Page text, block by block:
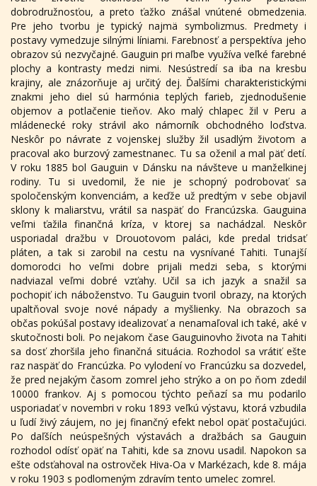
dobrodružnosťou, a preto ťažko znášal vnútené obmedzenia.
Pre jeho tvorbu je typický najmä symbolizmus. Predmety i
postavy vymedzuje silnými líniami. Farebnosť a perspektíva jeho
obrazov sú nezvyčajné. Gauguin pri maľbe využíva veľké farebné
plochy a kontrasty medzi nimi. Nesústredí sa iba na kresbu
krajiny, ale znázorňuje aj určitý dej. Ďalšími charakteristickými
znakmi jeho diel sú harmónia teplých farieb, zjednodušenie
objemov a potlačenie tieňov. Ako malý chlapec žil v Peru a
mládenecké roky strávil ako námorník obchodného loďstva.
Neskôr po návrate z vojenskej služby žil usadlým životom a
pracoval ako burzový zamestnanec. Tu sa oženil a mal päť detí.
V roku 1885 bol Gauguin v Dánsku na návšteve u manželkinej
rodiny. Tu si uvedomil, že nie je schopný podrobovať sa
spoločenským konvenciám, a keďže už predtým v sebe objavil
sklony k maliarstvu, vrátil sa naspäť do Francúzska. Gauguina
veľmi ťažila finančná kríza, v ktorej sa nachádzal. Neskôr
usporiadal dražbu v Drouotovom paláci, kde predal tridsať
pláten, a tak si zarobil na cestu na vysnívané Tahiti. Tunajší
domorodci ho veľmi dobre prijali medzi seba, s ktorými
nadviazal veľmi dobré vzťahy. Učil sa ich jazyk a snažil sa
pochopiť ich náboženstvo. Tu Gauguin tvoril obrazy, na ktorých
upaltňoval svoje nové nápady a myšlienky. Na obrazoch sa
občas pokúšal postavy idealizovať a nenamaľoval ich také, aké v
skutočnosti boli. Po nejakom čase Gauguinovho života na Tahiti
sa dosť zhoršila jeho finančná situácia. Rozhodol sa vrátiť ešte
raz naspäť do Francúzka. Po vylodení vo Francúzku sa dozvedel,
že pred nejakým časom zomrel jeho strýko a on po ňom zdedil
10000 frankov. Aj s pomocou týchto peňazí sa mu podarilo
usporiadať v novembri v roku 1893 veľkú výstavu, ktorá vzbudila
u ľudí živý záujem, no jej finančný efekt nebol opäť postačujúci.
Po daľších neúspešných výstavách a dražbách sa Gauguin
rozhodol odísť opäť na Tahiti, kde sa znovu usadil. Napokon sa
ešte odsťahoval na ostrovček Hiva-Oa v Markézach, kde 8. mája
v roku 1903 s podlomeným zdravím tento umelec zomrel.